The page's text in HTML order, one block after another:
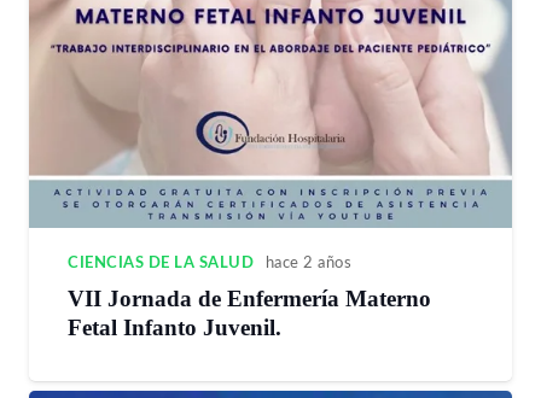
CIENCIAS DE LA SALUD hace 2 años
VII Jornada de Enfermería Materno
Fetal Infanto Juvenil.